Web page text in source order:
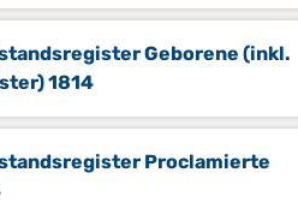
Geborene (inkl.
1814
Proclamierte